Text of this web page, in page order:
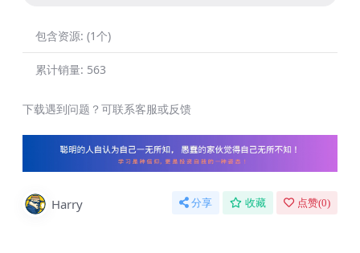
包含资源: (1个)
累计销量: 563
下载遇到问题？可联系客服或反馈
Harry 分享 收藏 点赞(0)